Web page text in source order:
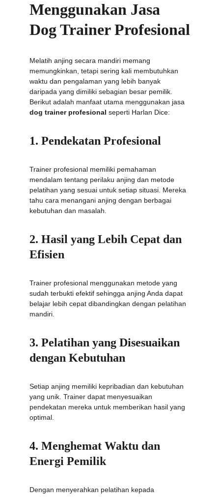
Menggunakan Jasa
Dog Trainer Profesional
Melatih anjing secara mandiri memang
memungkinkan, tetapi sering kali membutuhkan
waktu dan pengalaman yang lebih banyak
daripada yang dimiliki sebagian besar pemilik.
Berikut adalah manfaat utama menggunakan jasa
dog trainer profesional seperti Harlan Dice:
1. Pendekatan Profesional
Trainer profesional memiliki pemahaman
mendalam tentang perilaku anjing dan metode
pelatihan yang sesuai untuk setiap situasi. Mereka
tahu cara menangani anjing dengan berbagai
kebutuhan dan masalah.
2. Hasil yang Lebih Cepat dan
Efisien
Trainer profesional menggunakan metode yang
sudah terbukti efektif sehingga anjing Anda dapat
belajar lebih cepat dibandingkan dengan pelatihan
mandiri.
3. Pelatihan yang Disesuaikan
dengan Kebutuhan
Setiap anjing memiliki kepribadian dan kebutuhan
yang unik. Trainer dapat menyesuaikan
pendekatan mereka untuk memberikan hasil yang
optimal.
4. Menghemat Waktu dan
Energi Pemilik
Dengan menyerahkan pelatihan kepada